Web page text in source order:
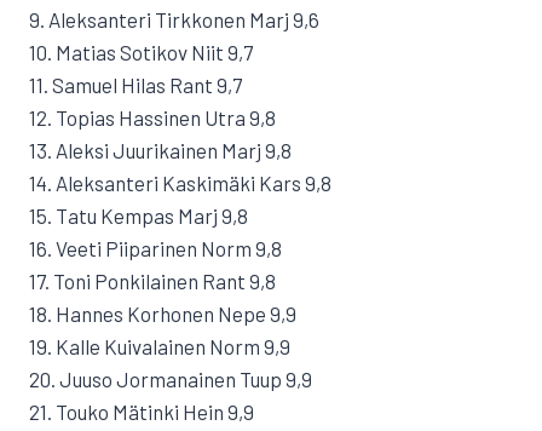
9. Aleksanteri Tirkkonen Marj 9,6
10. Matias Sotikov Niit 9,7
11. Samuel Hilas Rant 9,7
12. Topias Hassinen Utra 9,8
13. Aleksi Juurikainen Marj 9,8
14. Aleksanteri Kaskimäki Kars 9,8
15. Tatu Kempas Marj 9,8
16. Veeti Piiparinen Norm 9,8
17. Toni Ponkilainen Rant 9,8
18. Hannes Korhonen Nepe 9,9
19. Kalle Kuivalainen Norm 9,9
20. Juuso Jormanainen Tuup 9,9
21. Touko Mätinki Hein 9,9